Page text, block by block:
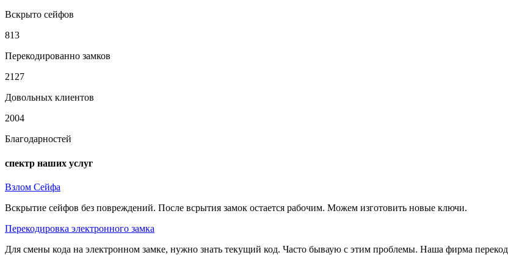
Вскрыто сейфов
813
Перекодированно замков
2127
Довольных клиентов
2004
Благодарностей
спектр наших услуг
Взлом Сейфа
Вскрытие сейфов без повреждений. После всрытия замок остается рабочим. Можем изготовить новые ключи.
Перекодировка электронного замка
Для смены кода на электронном замке, нужно знать текущий код. Часто бываую с этим проблемы. Наша фирма